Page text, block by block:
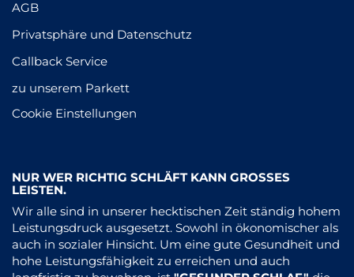
AGB
Privatsphäre und Datenschutz
Callback Service
zu unserem Parkett
Cookie Einstellungen
NUR WER RICHTIG SCHLÄFT KANN GROSSES L
EISTEN.
​Wir alle sind in unserer hecktischen Zeit ständig hohem
Leistungsdruck ausgesetzt. Sowohl in ökonomischer als
auch in sozialer Hinsicht. Um eine gute Gesundheit und
hohe Leistungsfähigkeit zu erreichen und auch